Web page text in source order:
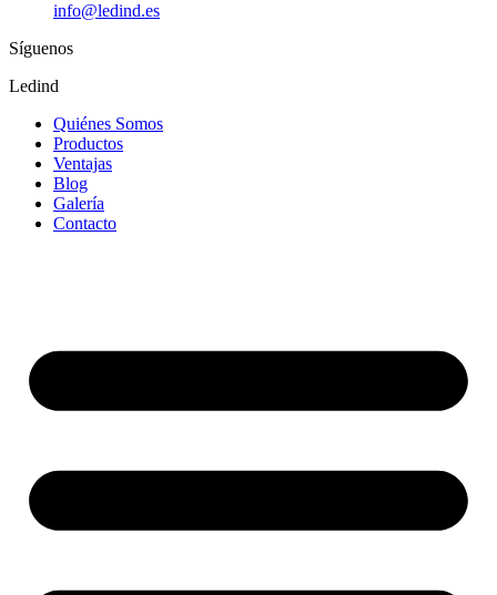
info@ledind.es
Síguenos
Ledind
Quiénes Somos
Productos
Ventajas
Blog
Galería
Contacto